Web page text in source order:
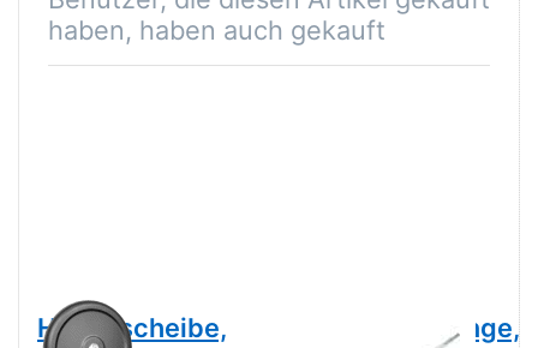
haben, haben auch gekauft
Hantelscheibe,
Langhantelstange,